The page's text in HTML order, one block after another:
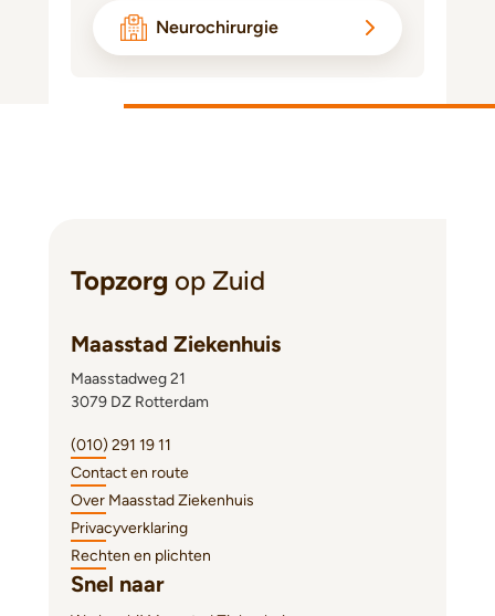
Neurochirurgie
Topzorg op Zuid
Maasstad Ziekenhuis
Maasstadweg 21
3079 DZ Rotterdam
(010) 291 19 11
Contact en route
Over Maasstad Ziekenhuis
Privacyverklaring
Rechten en plichten
Snel naar